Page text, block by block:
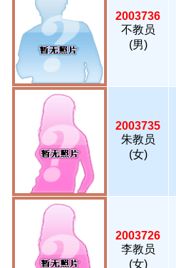
2003736
不教员
(男)
2003735
朱教员
(女)
2003726
李教员
(女)